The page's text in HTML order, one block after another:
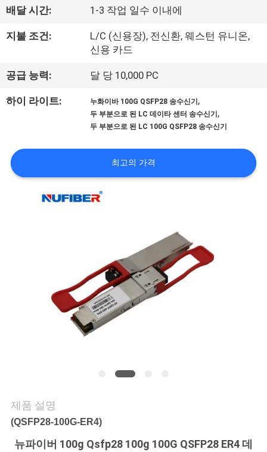
공
여
행
품
질
뉴
스
배달 시간: 1-3 작업 일수 이내에
지불 조건:
L/C (신용장), 전신환, 웨스턴 유니온,
신용 카드
공급 능력: 달 당 10,000 PC
하이 라이트: 누화이바 100G QSFP28 송수신기 ,
두 부분으로 된 LC 데이타 센터 송수신기 ,
두 부분으로 된 LC 100G QSFP28 송수신기
최고의 가격
제품 설명
(QSFP28-100G-ER4)
뉴파이버 100g Qsfp28 100g 100G QSFP28 ER4 데